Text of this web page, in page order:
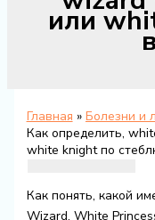
или
Главная
Болезни и
Как определить,
white knight по
Как понять, какой
Wizard, White